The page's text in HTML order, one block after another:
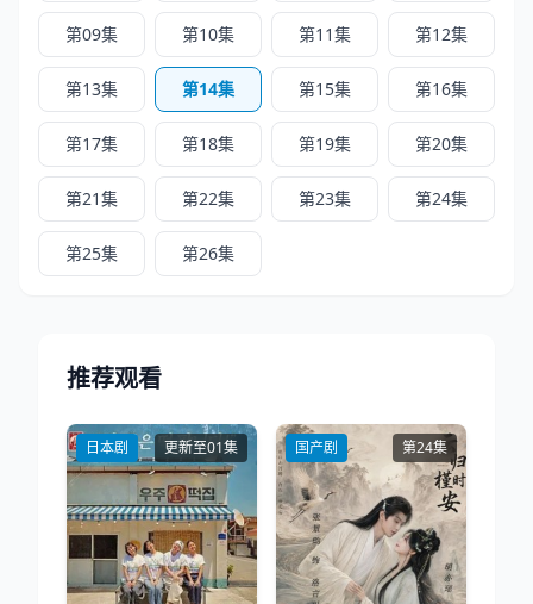
第09集 第10集 第11集 第12集
第13集 第14集 第15集 第16集
第17集 第18集 第19集 第20集
第21集 第22集 第23集 第24集
第25集 第26集
推荐观看
日本剧 更新至01集 国产剧 第24集